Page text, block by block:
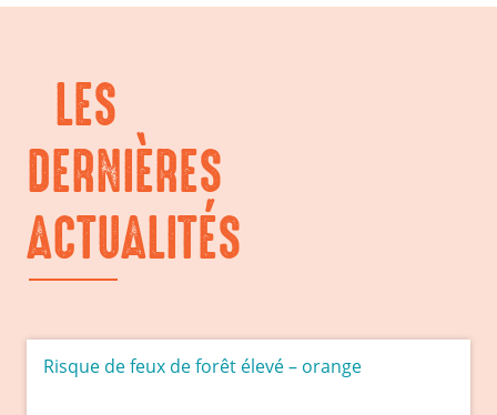
LES
DERNIÈRES
ACTUALITÉS
Risque de feux de forêt élevé – orange